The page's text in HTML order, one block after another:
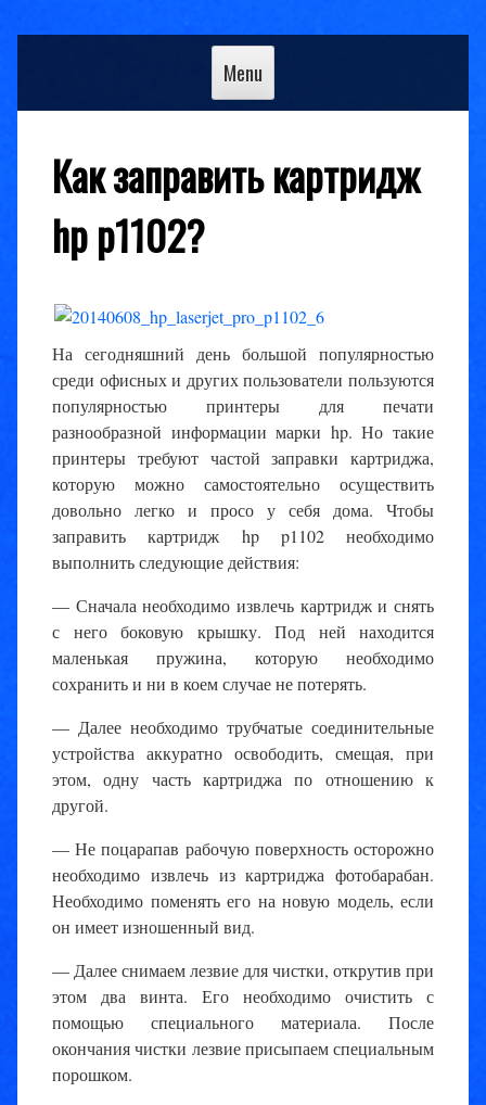
Skip
Menu
Как заправить картридж
hp p1102?
На сегодняшний день большой популярностью
среди офисных и других пользователи пользуются
популярностью принтеры для печати
разнообразной информации марки hp. Но такие
принтеры требуют частой заправки картриджа,
которую можно самостоятельно осуществить
довольно легко и просо у себя дома. Чтобы
заправить картридж hp p1102 необходимо
выполнить следующие действия:
— Сначала необходимо извлечь картридж и снять
с него боковую крышку. Под ней находится
маленькая пружина, которую необходимо
сохранить и ни в коем случае не потерять.
— Далее необходимо трубчатые соединительные
устройства аккуратно освободить, смещая, при
этом, одну часть картриджа по отношению к
другой.
— Не поцарапав рабочую поверхность осторожно
необходимо извлечь из картриджа фотобарабан.
Необходимо поменять его на новую модель, если
он имеет изношенный вид.
— Далее снимаем лезвие для чистки, открутив при
этом два винта. Его необходимо очистить с
помощью специального материала. После
окончания чистки лезвие присыпаем специальным
порошком.